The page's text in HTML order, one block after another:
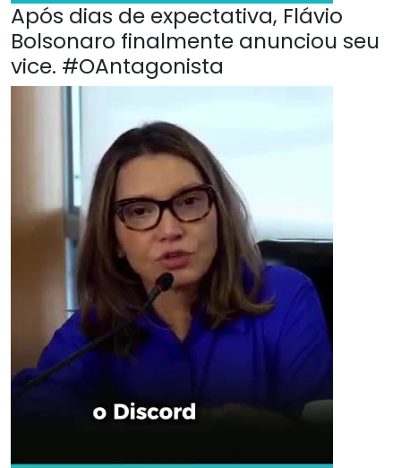
Após dias de expectativa, Flávio
Bolsonaro finalmente anunciou seu
vice. #OAntagonista